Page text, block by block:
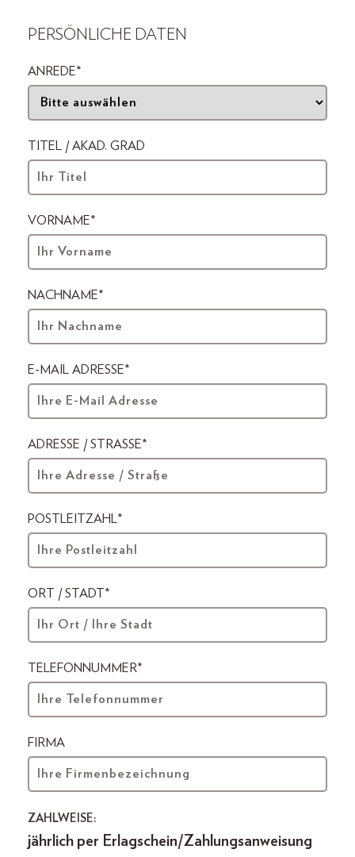
PERSÖNLICHE DATEN
ANREDE*
TITEL / AKAD. GRAD
VORNAME*
NACHNAME*
E-MAIL ADRESSE*
ADRESSE / STRASSE*
POSTLEITZAHL*
ORT / STADT*
TELEFONNUMMER*
FIRMA
ZAHLWEISE:
jährlich per Erlagschein/Zahlungsanweisung